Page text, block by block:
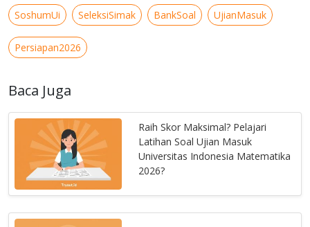
SoshumUi SeleksiSimak BankSoal UjianMasuk
Persiapan2026
Baca Juga
Raih Skor Maksimal? Pelajari
Latihan Soal Ujian Masuk
Universitas Indonesia Matematika
2026?